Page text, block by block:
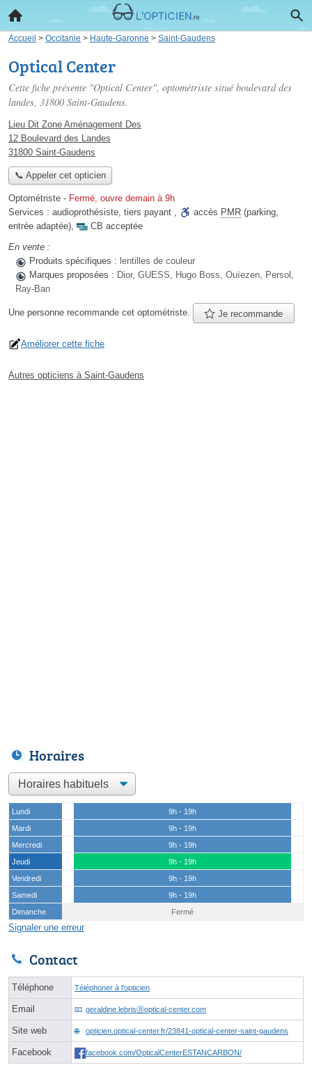
Accueil > Occitanie > Haute-Garonne > Saint-Gaudens
Optical Center
Cette fiche présente "Optical Center", optométriste situé boulevard des
landes, 31800 Saint-Gaudens.
Lieu Dit Zone Aménagement Des
12 Boulevard des Landes
31800 Saint-Gaudens
📞 Appeler cet opticien
Optométriste - Fermé, ouvre demain à 9h
Services : audioprothésiste, tiers payant , accès PMR (parking,
entrée adaptée),
CB acceptée
En vente :
Produits spécifiques : lentilles de couleur
Marques proposées : Dior, GUESS, Hugo Boss, Ouïezen, Persol,
Ray-Ban
Une personne recommande cet optométriste. Je recommande
Améliorer cette fiche
Autres opticiens à Saint-Gaudens
Horaires
Lundi
9h - 19h
Mardi
9h - 19h
Mercredi
9h - 19h
Jeudi
9h - 19h
Vendredi
9h - 19h
Samedi
9h - 19h
Dimanche
Fermé
Signaler une erreur
Contact
Téléphone Téléphoner à l'opticien
Email geraldine.lebrisⓐoptical-center.com
Site web opticien.optical-center.fr/23841-optical-center-saint-gaudens
Facebook facebook.com/OpticalCenterESTANCARBON/